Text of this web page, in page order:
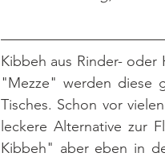
Kibbeh aus Rinder- oder
"Mezze" werden diese
Tisches. Schon vor
leckere Alternative zur
Kibbeh" aber eben in